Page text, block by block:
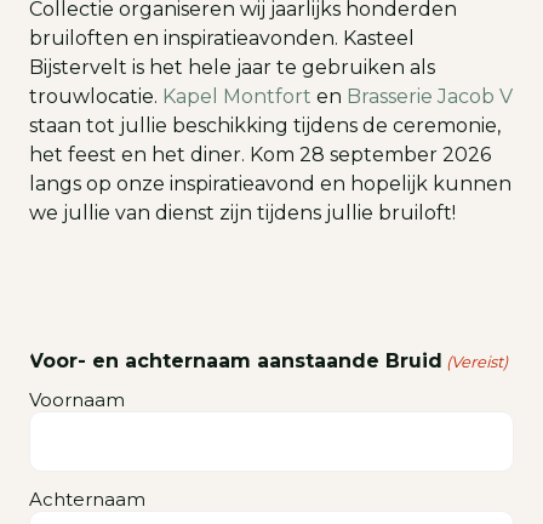
Collectie organiseren wij jaarlijks honderden
bruiloften en inspiratieavonden. Kasteel
Bijstervelt is het hele jaar te gebruiken als
trouwlocatie. Kapel Montfort en Brasserie Jacob V
staan tot jullie beschikking tijdens de ceremonie,
het feest en het diner. Kom 28 september 2026
langs op onze inspiratieavond en hopelijk kunnen
we jullie van dienst zijn tijdens jullie bruiloft!
Voor- en achternaam aanstaande Bruid (Vereist)
Voornaam
Achternaam